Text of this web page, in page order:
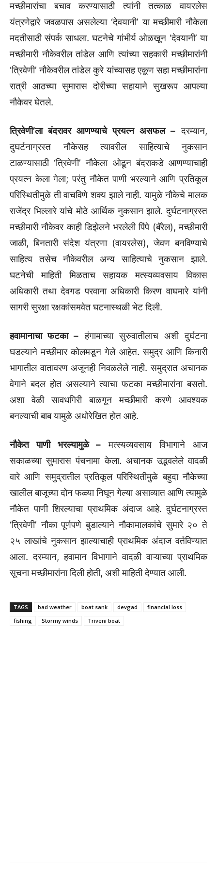
मच्छीमारांचा बचाव करण्यासाठी त्यांनी तत्काळ वायरलेस
यंत्रणेद्वारे जवळपास असलेल्या ‘देवयानी’ या मच्छीमारी नौकेला
मदतीसाठी संपर्क साधला. घटनेचे गांभीर्य ओळखून ‘देवयानी’ या
मच्छीमारी नौकेवरील तांडेल आणि त्यांच्या सहकारी मच्छीमारांनी
‘त्रिवेणी’ नौकेवरील तांडेल कुरे यांच्यासह एकूण सहा मच्छीमारांना
रात्री आठच्या सुमारास दोरीच्या सहायाने सुखरूप आपल्या
नौकेवर घेतले.
त्रिवेणी’ला बंदरावर आणण्याचे प्रयत्न असफल – दरम्यान,
दुघर्टनाग्रस्त नौकेसह त्यावरील साहित्याचे नुकसान
टाळण्यासाठी ‘त्रिवेणी’ नौकेला ओढून बंदराकडे आणण्याचाही
प्रयत्न केला गेला; परंतु नौकेत पाणी भरल्याने आणि प्रतिकूल
परिस्थितीमुळे ती वाचविणे शक्य झाले नाही. यामुळे नौकेचे मालक
राजेंद्र भिल्लारे यांचे मोठे आर्थिक नुकसान झाले. दुर्घटनाग्रस्त
मच्छीमारी नौकेवर काही डिझेलने भरलेली पिंपे (बॅरेल), मच्छीमारी
जाळी, बिनतारी संदेश यंत्रणा (वायरलेस), जेवण बनविण्याचे
साहित्य तसेच नौकेवरील अन्य साहित्याचे नुकसान झाले.
घटनेची माहिती मिळताच सहायक मत्स्यव्यवसाय विकास
अधिकारी तथा देवगड परवाना अधिकारी किरण वाघमारे यांनी
सागरी सुरक्षा रक्षकांसमवेत घटनास्थळी भेट दिली.
हवामानाचा फटका – हंगामाच्या सुरुवातीलाच अशी दुर्घटना
घडल्याने मच्छीमार कोलमडून गेले आहेत. समुद्र आणि किनारी
भागातील वातावरण अजूनही निवळलेले नाही. समुद्रात अचानक
वेगाने बदल होत असल्याने त्याचा फटका मच्छीमारांना बसतो.
अशा वेळी सावधगिरी बाळगून मच्छीमारी करणे आवश्यक
बनल्याची बाब यामुळे अधोरेखित होत आहे.
नौकेत पाणी भरल्यामुळे – मत्स्यव्यवसाय विभागाने आज
सकाळच्या सुमारास पंचनामा केला. अचानक उद्भवलेले वादळी
वारे आणि समुद्रातील प्रतिकूल परिस्थितीमुळे बहुदा नौकेच्या
खालील बाजूच्या दोन फळ्या निघून गेल्या असाव्यात आणि त्यामुळे
नौकेत पाणी शिरल्याचा प्राथमिक अंदाज आहे. दुर्घटनाग्रस्त
‘त्रिवेणी’ नौका पूर्णपणे बुडाल्याने नौकामालकांचे सुमारे २० ते
२५ लाखांचे नुकसान झाल्याचाही प्राथमिक अंदाज वर्तविण्यात
आला. दरम्यान, हवामान विभागाने वादळी वाऱ्याच्या प्राथमिक
सूचना मच्छीमारांना दिली होती, अशी माहिती देण्यात आली.
TAGS bad weather boat sank devgad
financial loss
fishing
Stormy winds Triveni boat